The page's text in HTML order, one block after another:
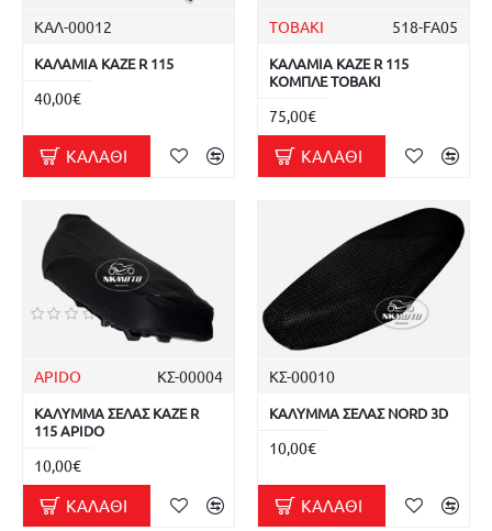
ΚΑΛ-00012
ΚΑΛΑΜΙΑ KAZE R 115
40,00€
ΚΑΛΆΘΙ
TOBAKI 518-FA05
ΚΑΛΑΜΙΑ KAZE R 115
ΚΟΜΠΛΕ TOBAKI
75,00€
ΚΑΛΆΘΙ
APIDO ΚΣ-00004
ΚΑΛΥΜΜΑ ΣΕΛΑΣ KAZE R
115 APIDO
10,00€
ΚΑΛΆΘΙ
ΚΣ-00010
ΚΑΛΥΜΜΑ ΣΕΛΑΣ NORD 3D
10,00€
ΚΑΛΆΘΙ